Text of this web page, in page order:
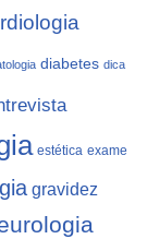
diabetes dica
estética exame
gravidez